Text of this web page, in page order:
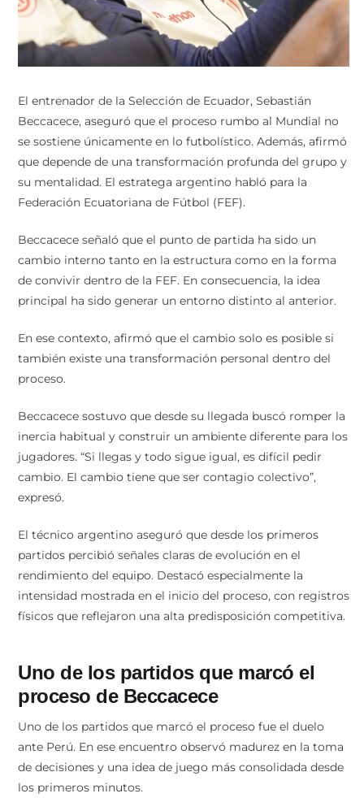
El entrenador de la Selección de Ecuador, Sebastián
Beccacece, aseguró que el proceso rumbo al Mundial no
se sostiene únicamente en lo futbolístico. Además, afirmó
que depende de una transformación profunda del grupo y
su mentalidad. El estratega argentino habló para la
Federación Ecuatoriana de Fútbol (FEF).
Beccacece señaló que el punto de partida ha sido un
cambio interno tanto en la estructura como en la forma
de convivir dentro de la FEF. En consecuencia, la idea
principal ha sido generar un entorno distinto al anterior.
En ese contexto, afirmó que el cambio solo es posible si
también existe una transformación personal dentro del
proceso.
Beccacece sostuvo que desde su llegada buscó romper la
inercia habitual y construir un ambiente diferente para los
jugadores. “Si llegas y todo sigue igual, es difícil pedir
cambio. El cambio tiene que ser contagio colectivo”,
expresó.
El técnico argentino aseguró que desde los primeros
partidos percibió señales claras de evolución en el
rendimiento del equipo. Destacó especialmente la
intensidad mostrada en el inicio del proceso, con registros
físicos que reflejaron una alta predisposición competitiva.
Uno de los partidos que marcó el
proceso de Beccacece
Uno de los partidos que marcó el proceso fue el duelo
ante Perú. En ese encuentro observó madurez en la toma
de decisiones y una idea de juego más consolidada desde
los primeros minutos.